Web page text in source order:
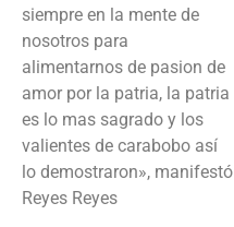
siempre en la mente de
nosotros para
alimentarnos de pasion de
amor por la patria, la patria
es lo mas sagrado y los
valientes de carabobo así
lo demostraron», manifestó
Reyes Reyes